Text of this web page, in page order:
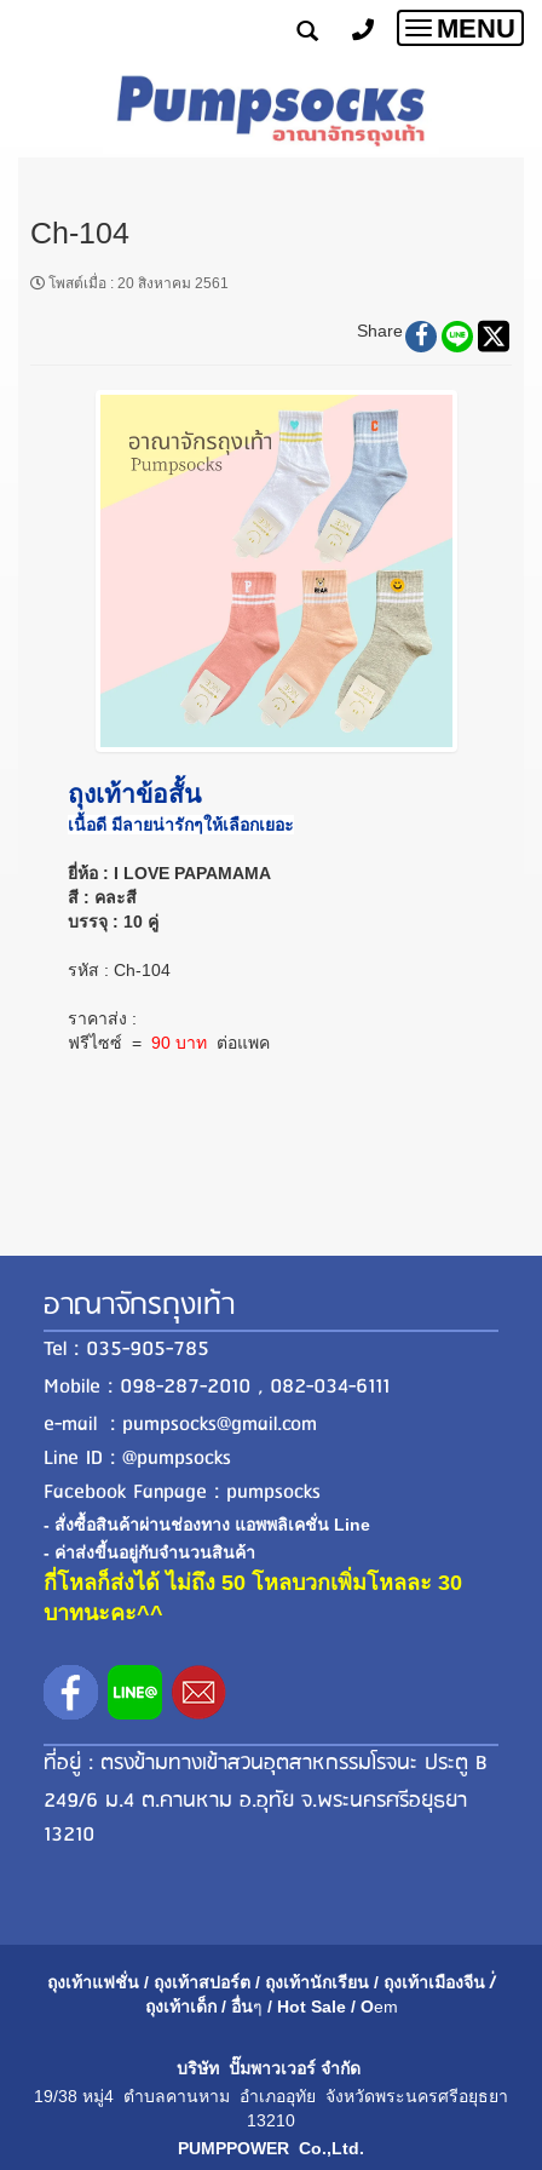
Toggle
MENU
Ch-104
โพสต์เมื่อ : 20 สิงหาคม 2561
Share
ถุงเท้าข้อสั้น
เนื้อดี มีลายน่ารักๆให้เลือกเยอะ
ยี่ห้อ : I LOVE PAPAMAMA
สี : คละสี
บรรจุ : 10 คู่
รหัส : Ch-104
ราคาส่ง :
ฟรีไซซ์ = 90 บาท ต่อแพค
อาณาจักรถุงเท้า
Tel : 035-905-785
Mobile : 098-287-2010 , 082-034-6111
e-mail : pumpsocks@gmail.com
Line ID : @pumpsocks
Facebook Fanpage : pumpsocks
- สั่งซื้อสินค้าผ่านช่องทาง แอพพลิเคชั่น Line
- ค่าส่งขี้นอยู่กับจำนวนสินค้า
กี่โหลก็ส่งได้ ไม่ถึง 50 โหลบวกเพิ่มโหลละ 30
บาทนะคะ^^
ที่อยู่ : ตรงข้ามทางเข้าสวนอุตสาหกรรมโรจนะ ประตู B
249/6 ม.4 ต.คานหาม อ.อุทัย จ.พระนครศรีอยุธยา
13210
ถุงเท้าแฟชั่น / ถุงเท้าสปอร์ต / ถุงเท้านักเรียน / ถุงเท้าเมืองจีน /่
ถุงเท้าเด็ก / อื่นๆ / Hot Sale / Oem
บริษัท ปั๊มพาวเวอร์ จำกัด
19/38 หมู่4 ตำบลคานหาม อำเภออุทัย จังหวัดพระนครศรีอยุธยา
13210
PUMPPOWER Co.,Ltd.